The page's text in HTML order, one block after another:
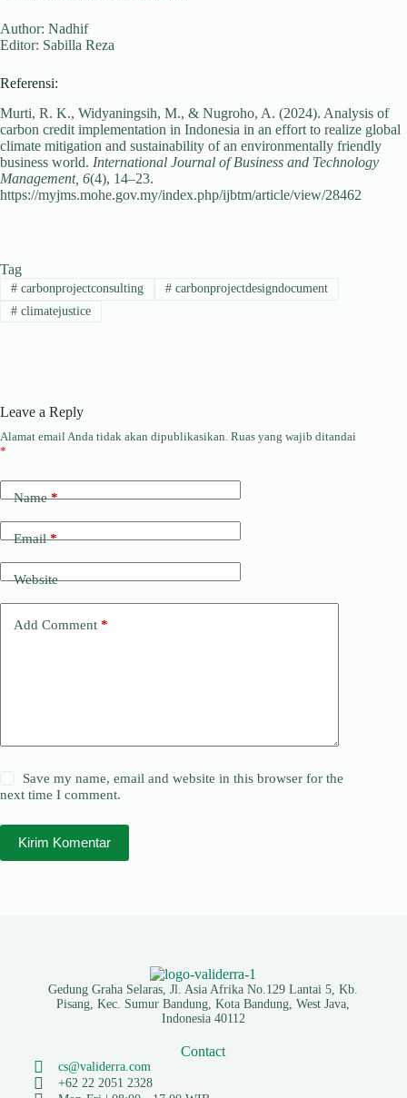
Author: Nadhif
Editor: Sabilla Reza
Referensi:
Murti, R. K., Widyaningsih, M., & Nugroho, A. (2024). Analysis of
carbon credit implementation in Indonesia in an effort to realize global
climate mitigation and sustainability of an environmentally friendly
business world. International Journal of Business and Technology
Management, 6(4), 14–23.
https://myjms.mohe.gov.my/index.php/ijbtm/article/view/28462
Tag
#carbonprojectconsulting #carbonprojectdesigndocument
#climatejustice
Leave a Reply
Alamat email Anda tidak akan dipublikasikan. Ruas yang wajib ditandai
*
Name*
Email*
Website
Add Comment *
Save my name, email and website in this browser for the
next time I comment.
Kirim Komentar
Gedung Graha Selaras, Jl. Asia Afrika No.129 Lantai 5, Kb.
Pisang, Kec. Sumur Bandung, Kota Bandung, West Java,
Indonesia 40112
Contact
cs@validerra.com
+62 22 2051 2328